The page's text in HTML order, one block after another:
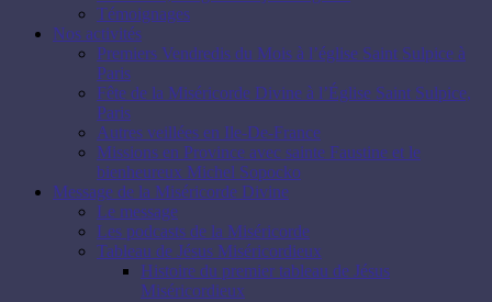
Témoignages
Nos activités
Premiers Vendredis du Mois à l’église Saint Sulpice à
Paris
Fête de la Miséricorde Divine à l’Église Saint Sulpice,
Paris
Autres veillées en Ile-De-France
Missions en Province avec sainte Faustine et le
bienheureux Michel Sopocko
Message de la Miséricorde Divine
Le message
Les podcasts de la Miséricorde
Tableau de Jésus Miséricordieux
Histoire du premier tableau de Jésus
Miséricordieux